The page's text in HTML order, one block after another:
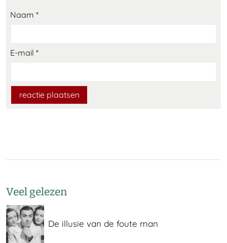
Naam *
E-mail *
Veel gelezen
De illusie van de foute man